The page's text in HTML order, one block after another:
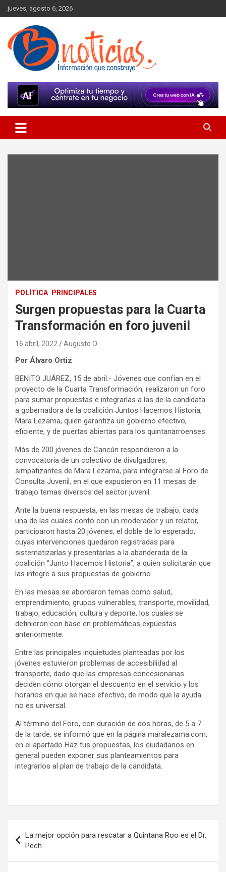
Skip
to
content
jueves, agosto 6, 2026
BNoticias
POLÍTICA PRINCIPALES
Surgen propuestas para la Cuarta
Transformación en foro juvenil
16 abril, 2022 Augusto O
Por Álvaro Ortiz
BENITO JUÁREZ, 15 de abril.- Jóvenes que confían en el
proyecto de la Cuarta Transformación, realizaron un foro
para sumar propuestas e integrarlas a las de la candidata
a gobernadora de la coalición Juntos Hacemos Historia,
Mara Lezama, quien garantiza un gobierno efectivo,
eficiente, y de puertas abiertas para los quintanarroenses.
Más de 200 jóvenes de Cancún respondieron a la
convocatoria de un colectivo de divulgadores,
simpatizantes de Mara Lezama, para integrarse al Foro de
Consulta Juvenil, en el que expusieron en 11 mesas de
trabajo temas diversos del sector juvenil.
Ante la buena respuesta, en las mesas de trabajo, cada
una de las cuales contó con un moderador y un relator,
participaron hasta 20 jóvenes, el doble de lo esperado,
cuyas intervenciones quedaron registradas para
sistematizarlas y presentarlas a la abanderada de la
coalición “Junto Hacemos Historia”, a quien solicitarán que
las integre a sus propuestas de gobierno.
En las mesas se abordaron temas como salud,
emprendimiento, grupos vulnerables, transporte, movilidad,
trabajo, educación, cultura y deporte, los cuales se
definieron con base en problemáticas expuestas
anteriormente.
Entre las principales inquietudes planteadas por los
jóvenes estuvieron problemas de accesibilidad al
transporte, dado que las empresas concesionarias
deciden cómo otorgan el descuento en el servicio y los
horarios en que se hace efectivo, de modo que la ayuda
no es universal.
Al término del Foro, con duración de dos horas, de 5 a 7
de la tarde, se informó que en la página maralezama.com,
en el apartado Haz tus propuestas, los ciudadanos en
general pueden exponer sus planteamientos para
integrarlos al plan de trabajo de la candidata.
de
entradas
La mejor opción para rescatar a Quintana Roo es el Dr.
Pech